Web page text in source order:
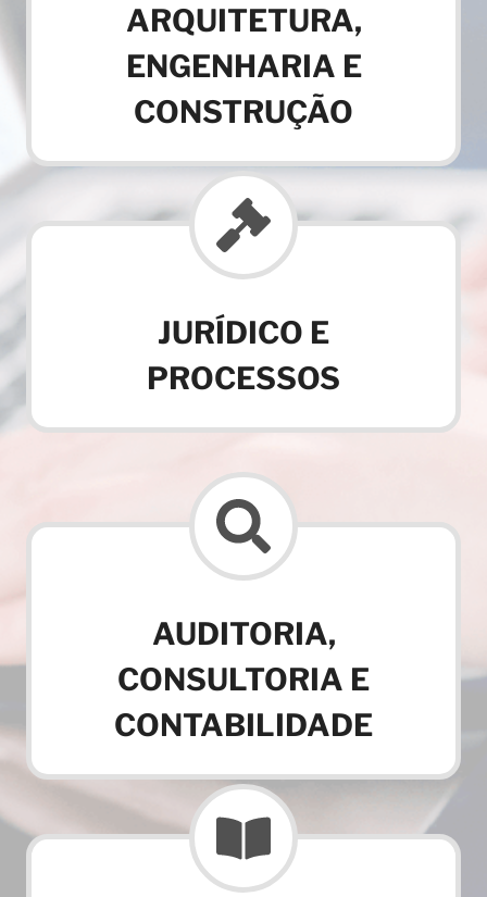
ARQUITETURA,
ENGENHARIA E
CONSTRUÇÃO
JURÍDICO E
PROCESSOS
AUDITORIA,
CONSULTORIA E
CONTABILIDADE